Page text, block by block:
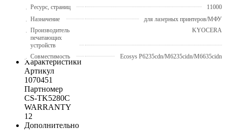
Ресурс, страниц
11000
Назначение
для лазерных принтеров/МФУ
Производитель
печатающих
устройств
KYOCERA
Совместимость Ecosys P6235cdn/M6235cidn/M6635cidn
Характеристики
Артикул
1070451
Партномер
CS-TK5280C
WARRANTY
12
Дополнительно